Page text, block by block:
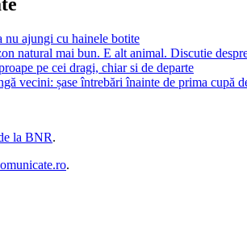
nu ajungi cu hainele botite
natural mai bun. E alt animal. Discutie
pe cei dragi, chiar si de departe
vecini: șase întrebări înainte de prima cupă
la BNR.
.